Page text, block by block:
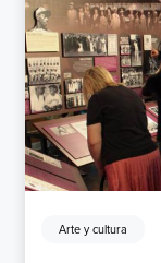
Arte y cultura